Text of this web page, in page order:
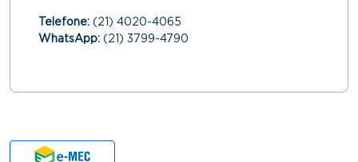
Telefone: (21) 4020-4065
WhatsApp: (21) 3799-4790